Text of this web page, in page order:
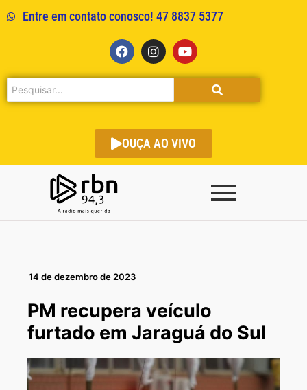
Entre em contato conosco! 47 8837 5377
OUÇA AO VIVO
14 de dezembro de 2023
PM recupera veículo
furtado em Jaraguá do Sul